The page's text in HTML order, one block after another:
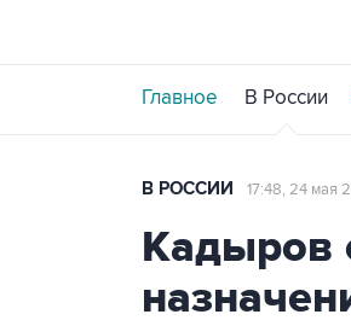
Главное В России
В РОССИИ 17:48, 24 мая
Кадыров